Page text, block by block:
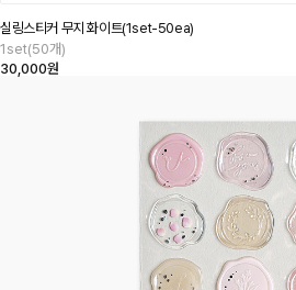
실링스티커 무지 화이트(1set-50ea)
1set(50개)
30,000원